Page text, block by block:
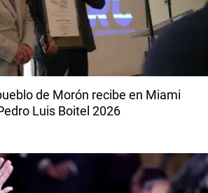
de Morón recibe en Miami
Luis Boitel 2026